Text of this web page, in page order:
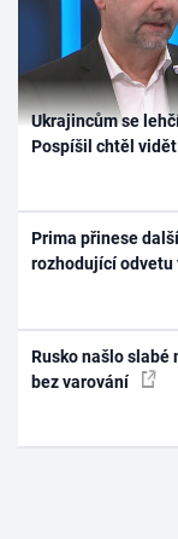
Ukrajincům se
Pospíšil chtěl
Prima přinese
rozhodující odvetu
Rusko našlo slabé
bez varování